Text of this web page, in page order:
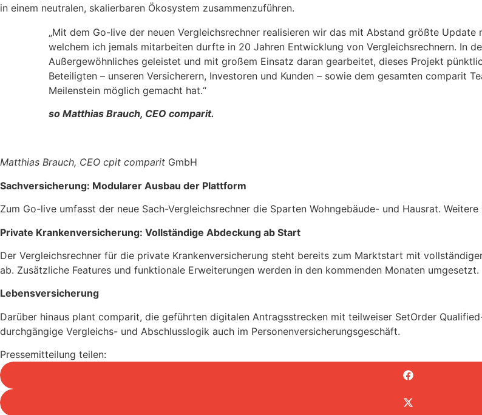
in einem neutralen, skalierbaren Ökosystem zusammenzuführen.
„Mit dem Go-live der neuen Vergleichsrechner realisieren wir das mit Abstand größte
welchem ich jemals mitarbeiten durfte in 20 Jahren Entwicklung von Vergleichsrechnern. In
Außergewöhnliches geleistet und mit großem Einsatz daran gearbeitet, dieses Projekt
Beteiligten – unseren Versicherern, Investoren und Kunden – sowie dem gesamten comparit
Meilenstein möglich gemacht hat.“
so Matthias Brauch, CEO comparit.
Matthias Brauch, CEO cpit comparit GmbH
Sachversicherung: Modularer Ausbau der Plattform
Zum Go-live umfasst der neue Sach-Vergleichsrechner die Sparten Wohngebäude- und Hausrat.
Private Krankenversicherung: Vollständige Abdeckung ab Start
Der Vergleichsrechner für die private Krankenversicherung steht bereits zum Marktstart mit
ab. Zusätzliche Features und funktionale Erweiterungen werden in den kommenden Monaten umgesetzt.
Lebensversicherung
Darüber hinaus plant comparit, die geführten digitalen Antragsstrecken mit teilweiser SetOrder
durchgängige Vergleichs- und Abschlusslogik auch im Personenversicherungsgeschäft.
Pressemitteilung teilen: